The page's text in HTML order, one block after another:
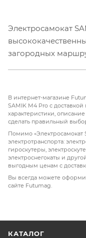
Электросамокат
загородных
диаметром 10" с
обеспечивают
гарантируют
Алюминиевый
самокат легким,
эксплуатации.
В интернет-магазине
SAMIK M4 Pro с
характеристики,
сделать правильный
Помимо «Электросамокат
электротранспорта:
гироскутеры,
электроснегокаты и
выгодным ценам с
Вы всегда можете
сайте Futumag.
КАТАЛОГ